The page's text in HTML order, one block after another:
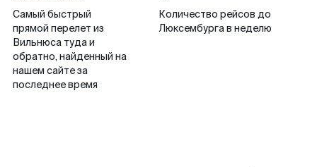
Самый быстрый
прямой перелет из
Вильнюса туда и
обратно, найденный на
нашем сайте за
последнее время
Количество рейсов до
Люксембурга в неделю